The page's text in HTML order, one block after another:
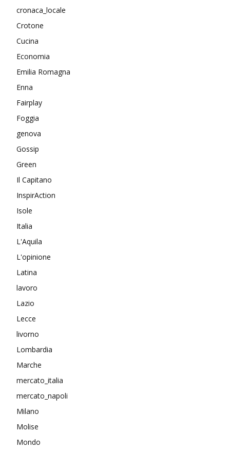
cronaca_locale
Crotone
Cucina
Economia
Emilia Romagna
Enna
Fairplay
Foggia
genova
Gossip
Green
Il Capitano
InspirAction
Isole
Italia
L'Aquila
L'opinione
Latina
lavoro
Lazio
Lecce
livorno
Lombardia
Marche
mercato_italia
mercato_napoli
Milano
Molise
Mondo